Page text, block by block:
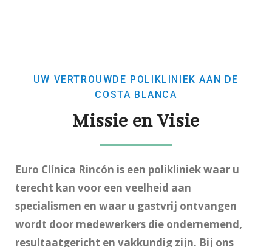
UW VERTROUWDE POLIKLINIEK AAN DE
COSTA BLANCA
Missie en Visie
Euro Clínica Rincón is een polikliniek waar u
terecht kan voor een veelheid aan
specialismen en waar u gastvrij ontvangen
wordt door medewerkers die ondernemend,
resultaatgericht en vakkundig zijn. Bij ons